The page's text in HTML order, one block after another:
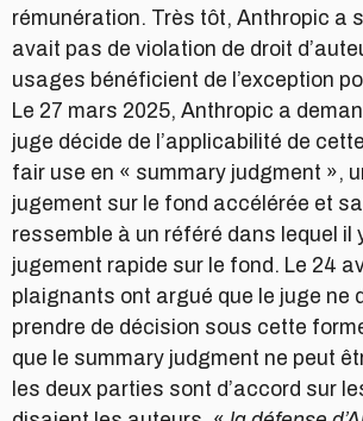
rémunération. Très tôt, Anthropic a
avait pas de violation de droit
usages bénéficient de l’exception
Le 27 mars 2025, Anthropic a
juge décide de l’applicabilité de
fair use en « summary judgment »,
jugement sur le fond accélérée et
ressemble à un référé dans lequel il
jugement rapide sur le fond. Le 24
plaignants ont argué que le juge ne
prendre de décision sous cette
que le summary judgment ne peut
les deux parties sont d’accord sur